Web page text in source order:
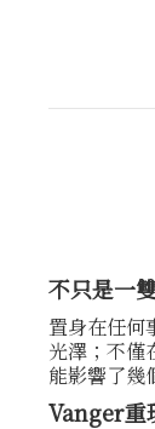
不只是一
置身在任何
光澤；不僅
能影響了幾
Vanger重